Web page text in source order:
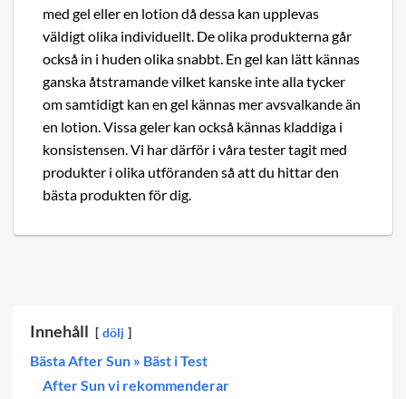
med gel eller en lotion då dessa kan upplevas
väldigt olika individuellt. De olika produkterna går
också in i huden olika snabbt. En gel kan lätt kännas
ganska åtstramande vilket kanske inte alla tycker
om samtidigt kan en gel kännas mer avsvalkande än
en lotion. Vissa geler kan också kännas kladdiga i
konsistensen. Vi har därför i våra tester tagit med
produkter i olika utföranden så att du hittar den
bästa produkten för dig.
Innehåll dölj
Bästa After Sun » Bäst i Test
After Sun vi rekommenderar